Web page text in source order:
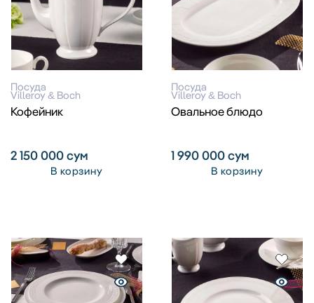
Посуда
Villeroy & Boch
Кофейник
2 150 000сум
В корзину
Посуда
Villeroy & Boch
Овальное блюдо
1 990 000сум
В корзину